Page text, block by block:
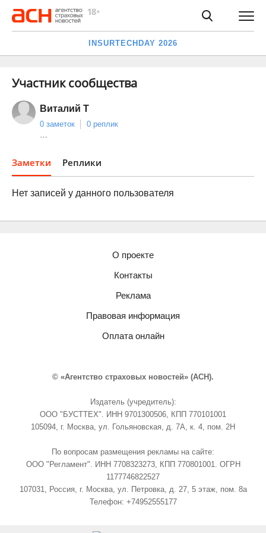
INSURTECHDAY 2026
Участник сообщества
Виталий Т
0 заметок
0 реплик
…
Заметки Реплики
Нет записей у данного пользователя
О проекте
Контакты
Реклама
Правовая информация
Оплата онлайн
© «Агентство страховых новостей» (АСН).
Издатель (учредитель):
ООО "БУСТТЕХ". ИНН 9701300506, КПП 770101001
105094, г. Москва, ул. Гольяновская, д. 7А, к. 4, пом. 2Н
По вопросам размещения рекламы на сайте:
ООО "Регламент". ИНН 7708323273, КПП 770801001. ОГРН
1177746822527
107031, Россия, г. Москва, ул. Петровка, д. 27, 5 этаж, пом. 8а
Телефон: +74952555177